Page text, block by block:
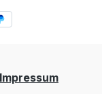
Impressum